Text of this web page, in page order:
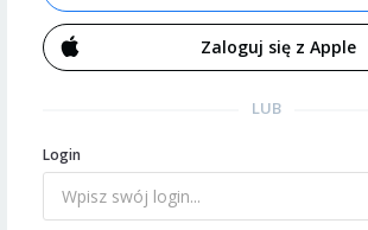
Zaloguj się z Apple
LUB
Login